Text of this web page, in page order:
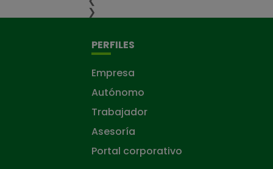
❯
PERFILES
Empresa
Autónomo
Trabajador
Asesoría
Portal corporativo